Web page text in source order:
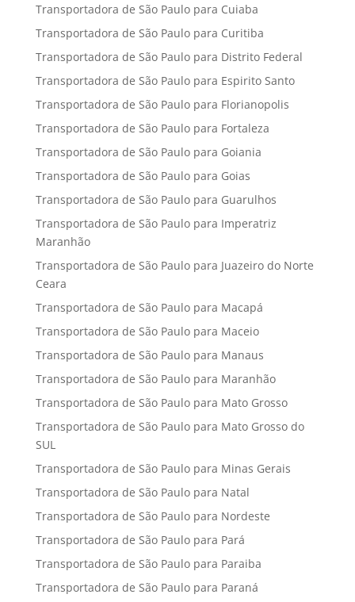
Transportadora de São Paulo para Cuiaba
Transportadora de São Paulo para Curitiba
Transportadora de São Paulo para Distrito Federal
Transportadora de São Paulo para Espirito Santo
Transportadora de São Paulo para Florianopolis
Transportadora de São Paulo para Fortaleza
Transportadora de São Paulo para Goiania
Transportadora de São Paulo para Goias
Transportadora de São Paulo para Guarulhos
Transportadora de São Paulo para Imperatriz
Maranhão
Transportadora de São Paulo para Juazeiro do Norte
Ceara
Transportadora de São Paulo para Macapá
Transportadora de São Paulo para Maceio
Transportadora de São Paulo para Manaus
Transportadora de São Paulo para Maranhão
Transportadora de São Paulo para Mato Grosso
Transportadora de São Paulo para Mato Grosso do
SUL
Transportadora de São Paulo para Minas Gerais
Transportadora de São Paulo para Natal
Transportadora de São Paulo para Nordeste
Transportadora de São Paulo para Pará
Transportadora de São Paulo para Paraiba
Transportadora de São Paulo para Paraná